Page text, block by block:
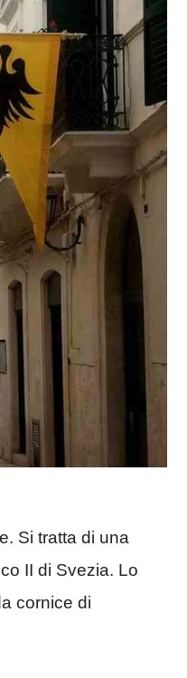
Si tratta di una
II di Svezia. Lo
cornice di